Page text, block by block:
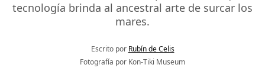
tecnología brinda al ancestral arte de surcar los
mares.
Escrito por Rubín de Celis
Fotografía por Kon-Tiki Museum